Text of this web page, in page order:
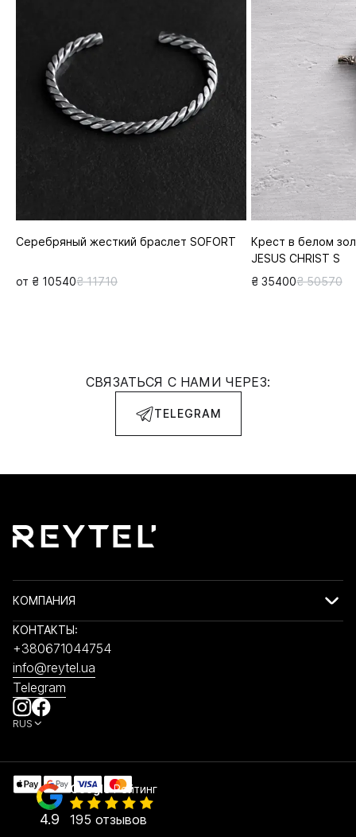
Серебряный жесткий браслет SOFORT
от ₴ 10540₴ 11710
Крест в белом
JESUS CHRIST S
₴ 35400₴ 50570
СВЯЗАТЬСЯ С НАМИ ЧЕРЕЗ:
TELEGRAM
КОМПАНИЯ
КОНТАКТЫ:
+380671044754
info@reytel.ua
Telegram
RUS
4.9
GoogleРейтинг
195 отзывов